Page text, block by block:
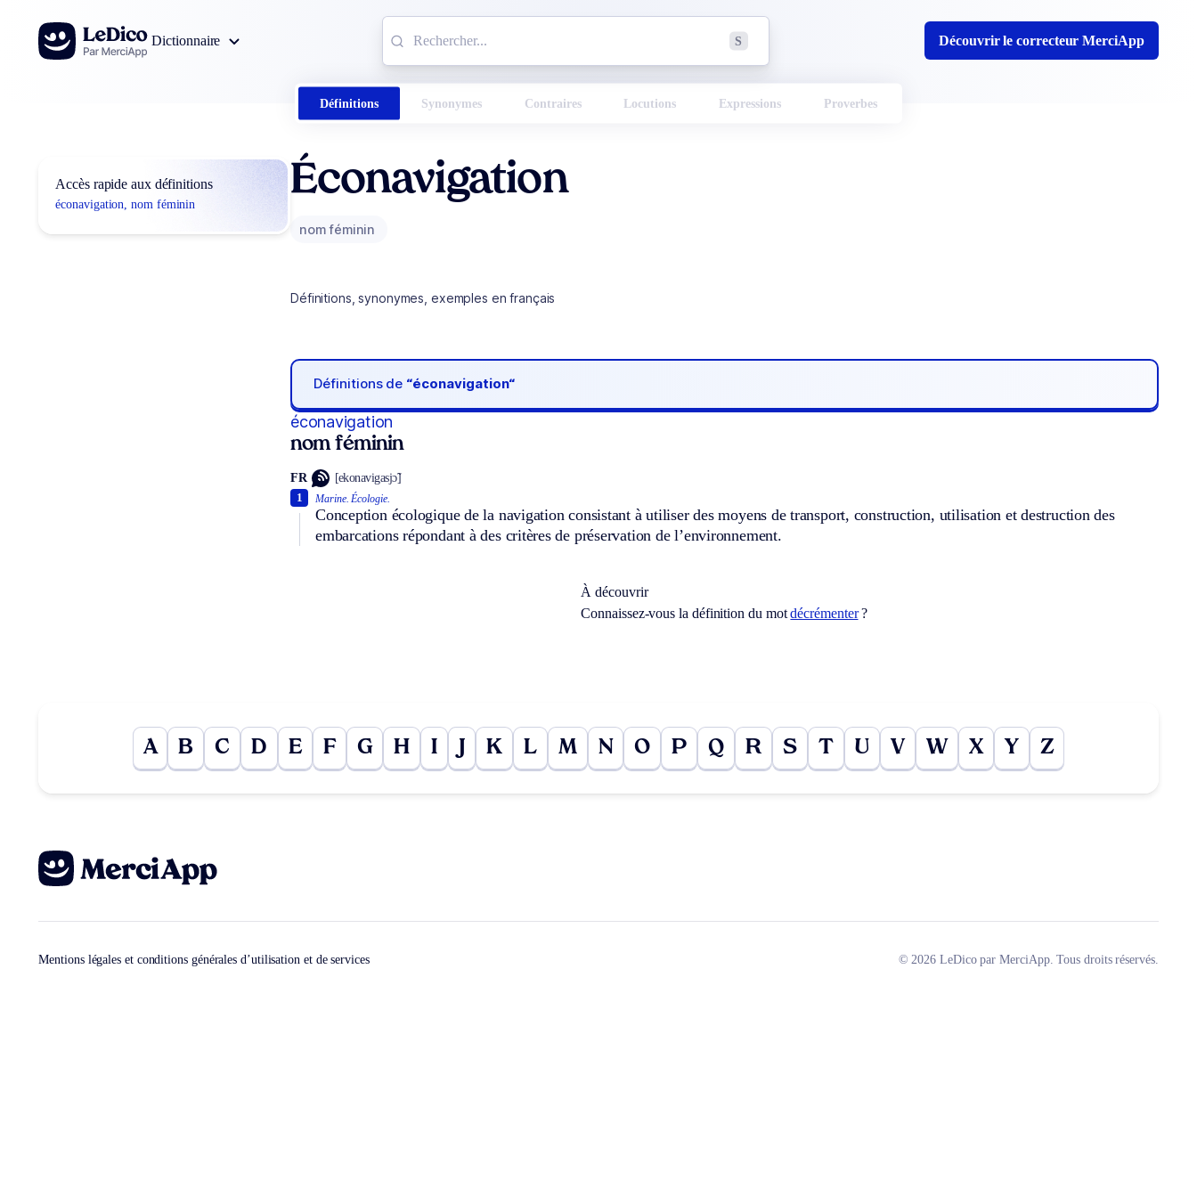
Aller au contenu
Dictionnaire
S Découvrir le correcteur MerciApp
Définitions Synonymes Contraires Locutions Expressions Proverbes
Accès rapide aux définitions
éconavigation, nom féminin
Éconavigation
nom féminin
Définitions, synonymes, exemples en français
Définitions de “éconavigation“
éconavigation
nom féminin
FR [ekonavigasjɔ̃]
Marine. Écologie.
Conception écologique de la navigation consistant à utiliser des moyens de transport, construction, utilisation et destruction des
embarcations répondant à des critères de préservation de l’environnement.
1
À découvrir
Connaissez-vous la définition du motdécrémenter?
A B C D E F G H I K L M N O P Q R S T U V W X Y Z
Mentions légales et conditions générales d’utilisation et de services © 2026 LeDico par MerciApp. Tous droits réservés.